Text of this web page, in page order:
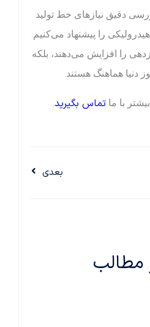
دقیق نیازهای خط تولید
را پیشنهاد می‌کنیم.
را افزایش می‌دهند، بلکه
دنیا هماهنگ هستند.
با ماتماس بگیرید
بعدی
مطالب